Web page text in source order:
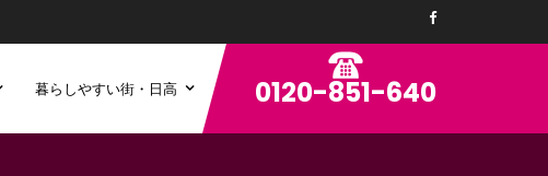
暮らしやすい街・日高 0120-851-640